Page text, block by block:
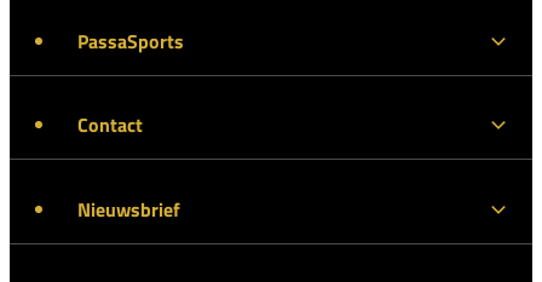
PassaSports
Contact
Nieuwsbrief